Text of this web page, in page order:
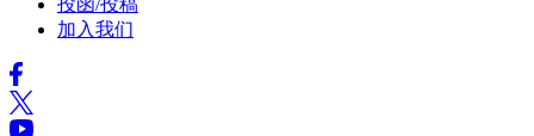
投函/投稿
加入我们